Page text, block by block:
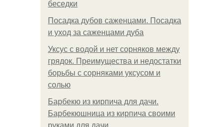
беседки
Посадка дубов саженцами. Посадка
и уход за саженцами дуба
Уксус с водой и нет сорняков между
грядок. Преимущества и недостатки
борьбы с сорняками уксусом и
солью
Барбекю из кирпича для дачи.
Барбекюшница из кирпича своими
руками для дачи